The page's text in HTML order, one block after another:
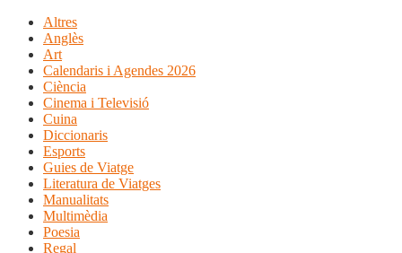
Altres
Anglès
Art
Calendaris i Agendes 2026
Ciència
Cinema i Televisió
Cuina
Diccionaris
Esports
Guies de Viatge
Literatura de Viatges
Manualitats
Multimèdia
Poesia
Regal